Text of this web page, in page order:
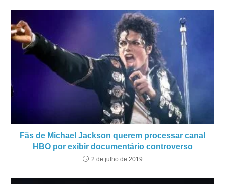
Fãs de Michael Jackson querem processar canal
HBO por exibir documentário controverso
2 de julho de 2019